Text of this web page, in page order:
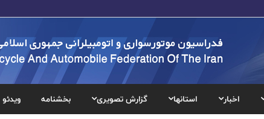
اخبار استانها گزارش تصویری بخشنامه ویدئو